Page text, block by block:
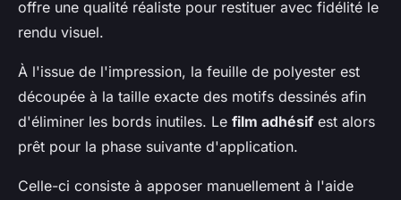
offre une qualité réaliste pour restituer avec fidélité le
rendu visuel.
À l'issue de l'impression, la feuille de polyester est
découpée à la taille exacte des motifs dessinés afin
d'éliminer les bords inutiles. Le film adhésif est alors
prêt pour la phase suivante d'application.
Celle-ci consiste à apposer manuellement à l'aide